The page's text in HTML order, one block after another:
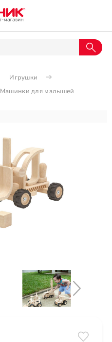
Игрушки
Машинки для малышей